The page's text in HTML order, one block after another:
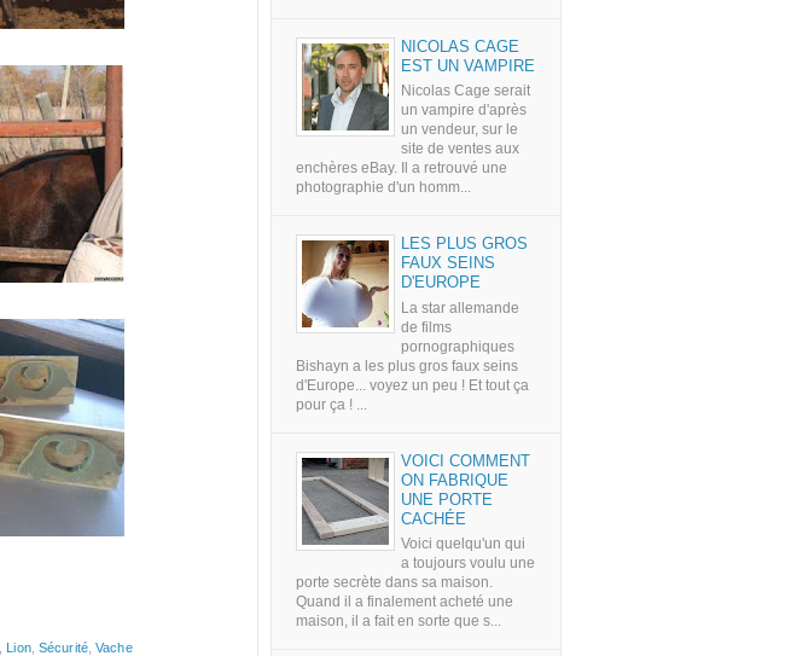
Lion, Sécurité,Vache
NICOLAS CAGE
EST UN VAMPIRE
Nicolas Cage serait
un vampire d'après
un vendeur, sur le
site de ventes aux
enchères eBay. Il a retrouvé une
photographie d'un homm...
LES PLUS GROS
FAUX SEINS
D'EUROPE
La star allemande
de films
pornographiques
Bishayn a les plus gros faux seins
d'Europe... voyez un peu ! Et tout ça
pour ça ! ...
VOICI COMMENT
ON FABRIQUE
UNE PORTE
CACHÉE
Voici quelqu'un qui
a toujours voulu une
porte secrète dans sa maison.
Quand il a finalement acheté une
maison, il a fait en sorte que s...